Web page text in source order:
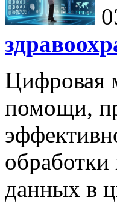
Цифровая
помощи,
данных в